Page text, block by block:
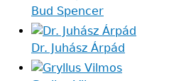
Bud Spencer
Dr. Juhász Árpád